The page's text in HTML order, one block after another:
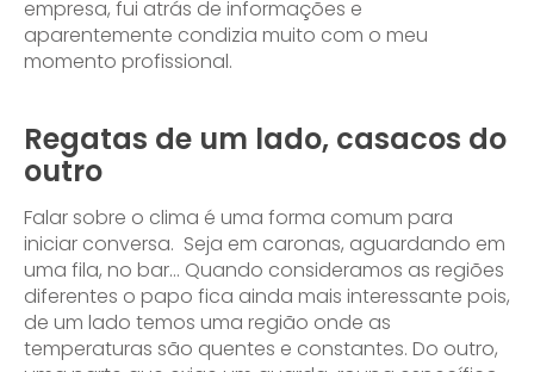
empresa, fui atrás de informações e
aparentemente condizia muito com o meu
momento profissional.
Regatas de um lado, casacos do
outro
Falar sobre o clima é uma forma comum para
iniciar conversa. Seja em caronas, aguardando em
uma fila, no bar… Quando consideramos as regiões
diferentes o papo fica ainda mais interessante pois,
de um lado temos uma região onde as
temperaturas são quentes e constantes. Do outro,